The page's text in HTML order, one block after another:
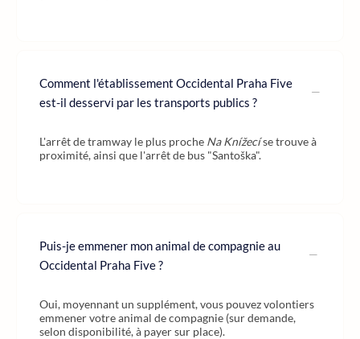
Comment l'établissement Occidental Praha Five
est-il desservi par les transports publics ?
L'arrêt de tramway le plus proche Na Knížecíse trouve à
proximité, ainsi que l'arrêt de bus "Santoška".
Puis-je emmener mon animal de compagnie au
Occidental Praha Five ?
Oui, moyennant un supplément, vous pouvez volontiers
emmener votre animal de compagnie (sur demande,
selon disponibilité, à payer sur place).